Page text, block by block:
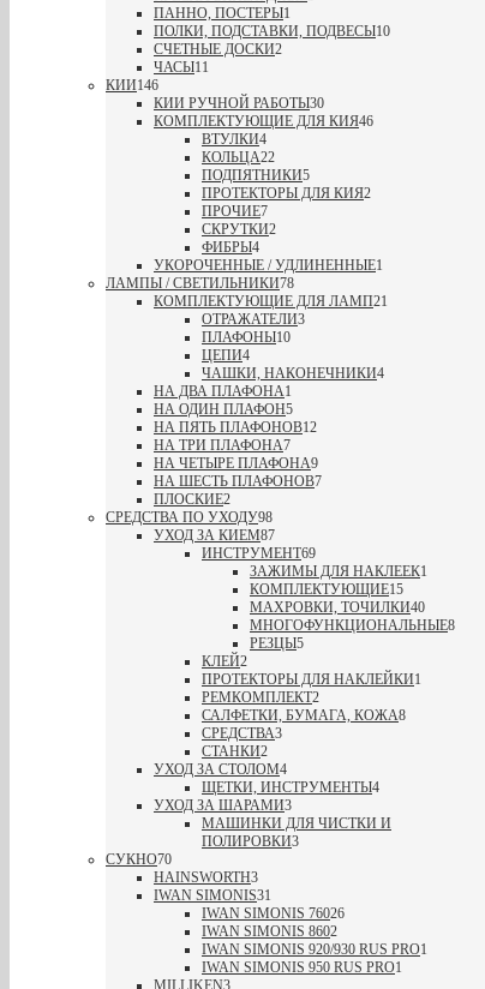
ПАННО, ПОСТЕРЫ1
ПОЛКИ, ПОДСТАВКИ, ПОДВЕСЫ10
СЧЕТНЫЕ ДОСКИ2
ЧАСЫ11
КИИ146
КИИ РУЧНОЙ РАБОТЫ30
КОМПЛЕКТУЮЩИЕ ДЛЯ КИЯ46
ВТУЛКИ4
КОЛЬЦА22
ПОДПЯТНИКИ5
ПРОТЕКТОРЫ ДЛЯ КИЯ2
ПРОЧИЕ7
СКРУТКИ2
ФИБРЫ4
УКОРОЧЕННЫЕ / УДЛИНЕННЫЕ1
ЛАМПЫ / СВЕТИЛЬНИКИ78
КОМПЛЕКТУЮЩИЕ ДЛЯ ЛАМП21
ОТРАЖАТЕЛИ3
ПЛАФОНЫ10
ЦЕПИ4
ЧАШКИ, НАКОНЕЧНИКИ4
НА ДВА ПЛАФОНА1
НА ОДИН ПЛАФОН5
НА ПЯТЬ ПЛАФОНОВ12
НА ТРИ ПЛАФОНА7
НА ЧЕТЫРЕ ПЛАФОНА9
НА ШЕСТЬ ПЛАФОНОВ7
ПЛОСКИЕ2
СРЕДСТВА ПО УХОДУ98
УХОД ЗА КИЕМ87
ИНСТРУМЕНТ69
ЗАЖИМЫ ДЛЯ НАКЛЕЕК1
КОМПЛЕКТУЮЩИЕ15
МАХРОВКИ, ТОЧИЛКИ40
МНОГОФУНКЦИОНАЛЬНЫЕ8
РЕЗЦЫ5
КЛЕЙ2
ПРОТЕКТОРЫ ДЛЯ НАКЛЕЙКИ1
РЕМКОМПЛЕКТ2
САЛФЕТКИ, БУМАГА, КОЖА8
СРЕДСТВА3
СТАНКИ2
УХОД ЗА СТОЛОМ4
ЩЕТКИ, ИНСТРУМЕНТЫ4
УХОД ЗА ШАРАМИ3
МАШИНКИ ДЛЯ ЧИСТКИ И
ПОЛИРОВКИ3
СУКНО70
HAINSWORTH3
IWAN SIMONIS31
IWAN SIMONIS 76026
IWAN SIMONIS 8602
IWAN SIMONIS 920/930 RUS PRO1
IWAN SIMONIS 950 RUS PRO1
MILLIKEN3